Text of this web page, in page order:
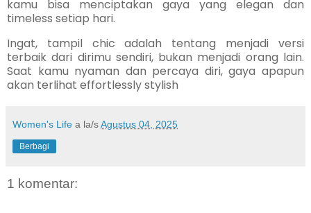
kamu bisa menciptakan gaya yang elegan dan
timeless setiap hari.
Ingat, tampil chic adalah tentang menjadi versi
terbaik dari dirimu sendiri, bukan menjadi orang lain.
Saat kamu nyaman dan percaya diri, gaya apapun
akan terlihat effortlessly stylish
Women's Life a la/sAgustus 04, 2025
Berbagi
1 komentar: